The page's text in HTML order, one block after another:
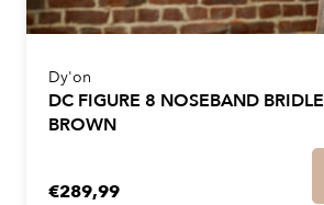
Dy'on
DC FIGURE 8 NOSEBAND BRIDLE
BROWN
€289,99